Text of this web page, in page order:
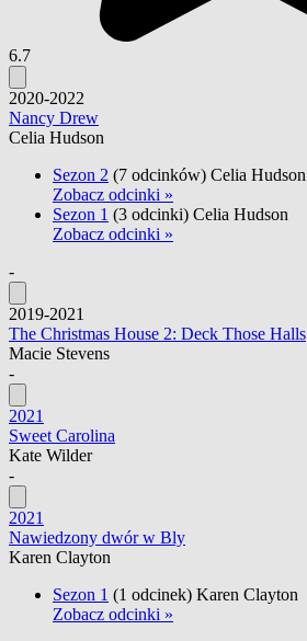
6.7
2020-2022
Nancy Drew
Celia Hudson
Sezon 2 (7 odcinków) Celia Hudson
Zobacz odcinki »
Sezon 1 (3 odcinki) Celia Hudson
Zobacz odcinki »
-
2019-2021
The Christmas House 2: Deck Those Halls
Macie Stevens
-
2021
Sweet Carolina
Kate Wilder
-
2021
Nawiedzony dwór w Bly
Karen Clayton
Sezon 1 (1 odcinek) Karen Clayton
Zobacz odcinki »